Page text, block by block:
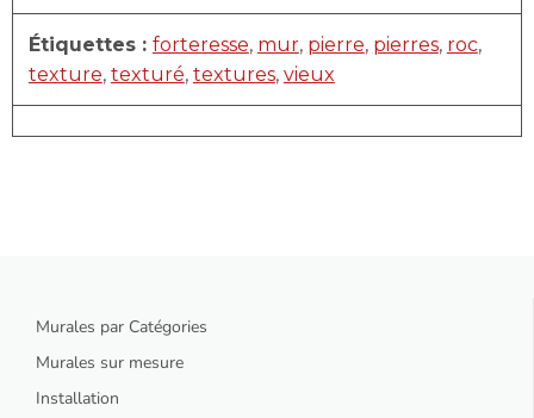
Étiquettes : forteresse, mur, pierre, pierres, roc,
texture, texturé, textures, vieux
Murales par Catégories
Murales sur mesure
Installation